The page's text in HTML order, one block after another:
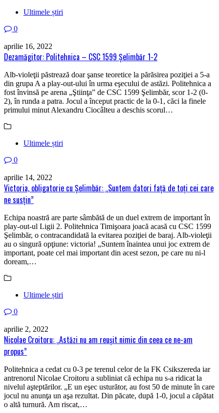
Ultimele știri
0
aprilie 16, 2022
Dezamăgitor: Politehnica – CSC 1599 Șelimbăr 1-2
Alb-violeţii păstrează doar şanse teoretice la părăsirea poziţiei a 5-a
din grupa A a play-out-ului în urma eşecului de astăzi. Politehnica a
fost învinsă pe arena „Ştiinţa” de CSC 1599 Şelimbăr, scor 1-2 (0-
2), în runda a patra. Jocul a început practic de la 0-1, căci la finele
primului minut Alexandru Ciocâlteu a deschis scorul…
Ultimele știri
0
aprilie 14, 2022
Victoria, obligatorie cu Şelimbăr: „Suntem datori faţă de toţi cei care
ne susţin”
Echipa noastră are parte sâmbătă de un duel extrem de important în
play-out-ul Ligii 2. Politehnica Timişoara joacă acasă cu CSC 1599
Şelimbăr, o contracandidată la evitarea poziţiei de baraj. Alb-violeţii
au o singură opţiune: victoria! „Suntem înaintea unui joc extrem de
important, poate cel mai important din acest sezon, pe care nu ni-l
doream,…
Ultimele știri
0
aprilie 2, 2022
Nicolae Croitoru: „Astăzi nu am reuşit nimic din ceea ce ne-am
propus”
Politehnica a cedat cu 0-3 pe terenul celor de la FK Csikszereda iar
antrenorul Nicolae Croitoru a subliniat că echipa nu s-a ridicat la
nivelul aşteptărilor. „E un eşec usturător, au fost 50 de minute în care
jocul nu anunţa un aşa rezultat. Din păcate, după 1-0, jocul a căpătat
o altă turnură. Am riscat,…